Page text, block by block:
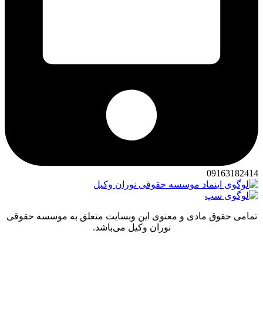
حقوق مادی و معنوی این وبسایت متعلق به موسسه حقوقی
نوران وکیل می‌باشد.